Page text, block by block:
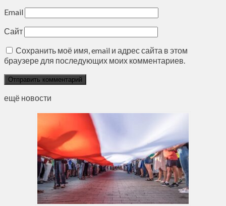
Email
Сайт
Сохранить моё имя, email и адрес сайта в этом
браузере для последующих моих комментариев.
ещё новости